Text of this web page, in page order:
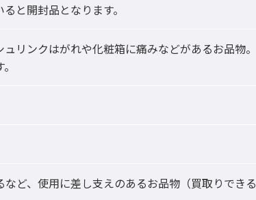
と開封品となります。
リンクはがれや化粧箱に痛みなどがあるお品物。
ど、使用に差し支えのあるお品物（買取りできる